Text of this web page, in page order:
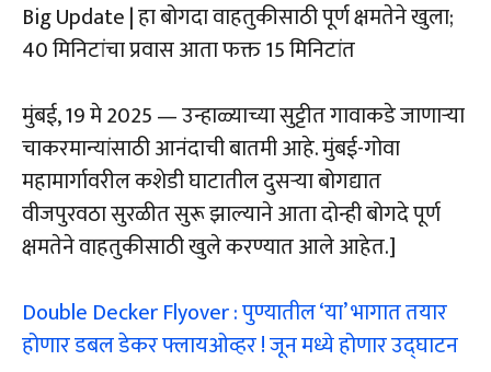
Big Update | हा बोगदा वाहतुकीसाठी पूर्ण क्षमतेने खुला;
40 मिनिटांचा प्रवास आता फक्त 15 मिनिटांत
मुंबई, 19 मे 2025 — उन्हाळ्याच्या सुट्टीत गावाकडे जाणाऱ्या
चाकरमान्यांसाठी आनंदाची बातमी आहे. मुंबई-गोवा
महामार्गावरील कशेडी घाटातील दुसऱ्या बोगद्यात
वीजपुरवठा सुरळीत सुरू झाल्याने आता दोन्ही बोगदे पूर्ण
क्षमतेने वाहतुकीसाठी खुले करण्यात आले आहेत.]
Double Decker Flyover : पुण्यातील ‘या’ भागात तयार
होणार डबल डेकर फ्लायओव्हर ! जून मध्ये होणार उद्घाटन